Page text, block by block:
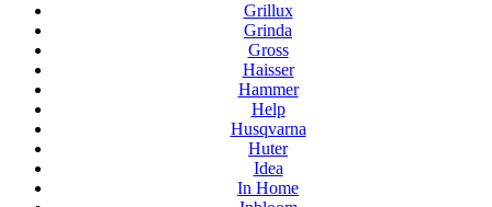
Grillux
Grinda
Gross
Haisser
Hammer
Help
Husqvarna
Huter
Idea
In Home